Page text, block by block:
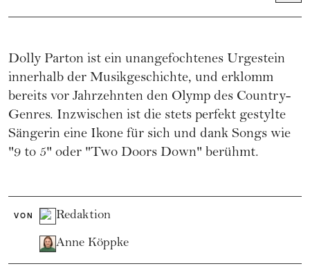
Dolly Parton ist ein unangefochtenes Urgestein
innerhalb der Musikgeschichte, und erklomm
bereits vor Jahrzehnten den Olymp des Country-
Genres. Inzwischen ist die stets perfekt gestylte
Sängerin eine Ikone für sich und dank Songs wie
"9 to 5" oder "Two Doors Down" berühmt.
VON Redaktion
Anne Köppke